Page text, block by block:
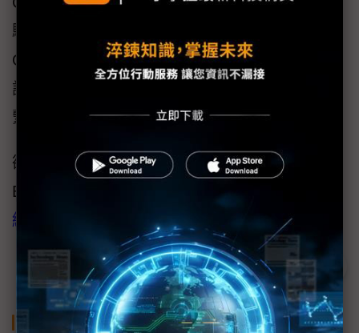
驗證與量產各階段的彈性需求，協助OEM、
ODM與系統整合商加速導入與量產。產品洽
詢、樣品申請或專案合作，歡迎與凌華科技聯
繫。
欲進一步了解IAP-M47-4U、IAP-E47-4U與
EVP-1000-E4，請造訪：凌華科技
統產品頁
關鍵字